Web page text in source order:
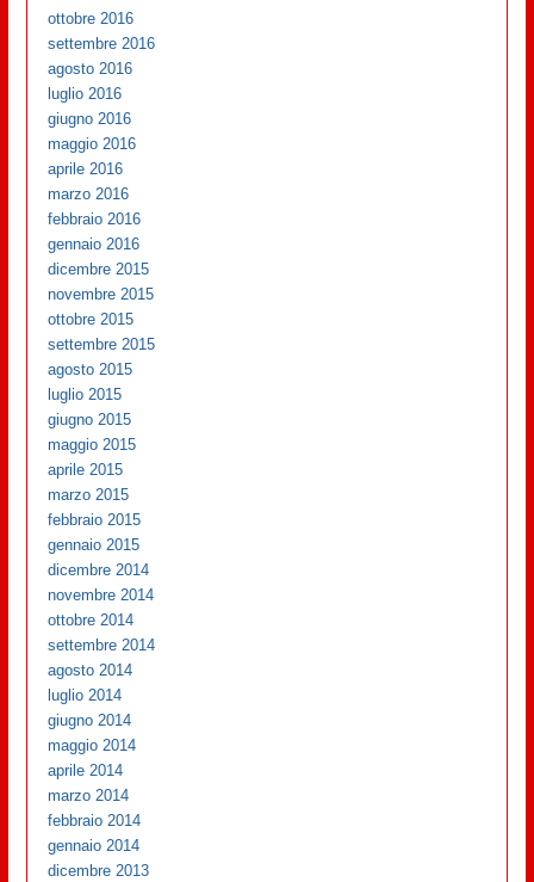
ottobre 2016
settembre 2016
agosto 2016
luglio 2016
giugno 2016
maggio 2016
aprile 2016
marzo 2016
febbraio 2016
gennaio 2016
dicembre 2015
novembre 2015
ottobre 2015
settembre 2015
agosto 2015
luglio 2015
giugno 2015
maggio 2015
aprile 2015
marzo 2015
febbraio 2015
gennaio 2015
dicembre 2014
novembre 2014
ottobre 2014
settembre 2014
agosto 2014
luglio 2014
giugno 2014
maggio 2014
aprile 2014
marzo 2014
febbraio 2014
gennaio 2014
dicembre 2013